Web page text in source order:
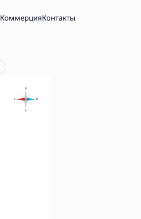
КоммерцияКонтакты